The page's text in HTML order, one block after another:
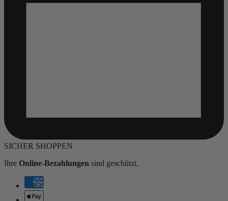
SICHER SHOPPEN
Ihre Online-Bezahlungen sind geschützt.